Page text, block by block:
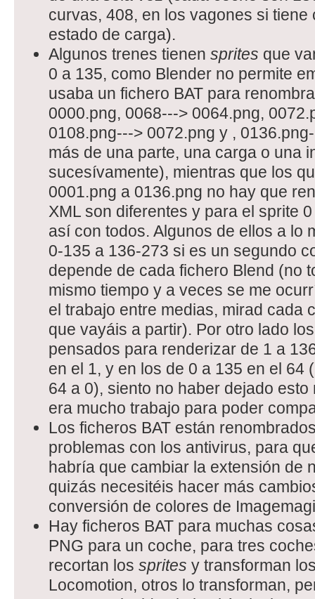
curvas, 408, en los vagones si
estado de carga).
Algunos trenes tienen sprites que
0 a 135, como Blender no permite
usaba un fichero BAT para
0000.png, 0068---> 0064.png,
0108.png---> 0072.png y ,
más de una parte, una carga o una
sucesívamente), mientras que los
0001.png a 0136.png no hay que
XML son diferentes y para el sprite
así con todos. Algunos de ellos a lo
0-135 a 136-273 si es un segundo
depende de cada fichero Blend (no
mismo tiempo y a veces se me
el trabajo entre medias, mirad cada
que vayáis a partir). Por otro lado
pensados para renderizar de 1 a
en el 1, y en los de 0 a 135 en el 64
64 a 0), siento no haber dejado
era mucho trabajo para poder
Los ficheros BAT están
problemas con los antivirus, para
habría que cambiar la extensión de
quizás necesitéis hacer más
conversión de colores de
Hay ficheros BAT para muchas
PNG para un coche, para tres
recortan los sprites y transforman
Locomotion, otros lo transforman,